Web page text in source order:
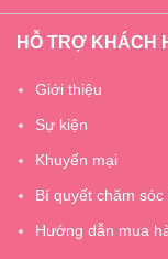
HỖ TRỢ KHÁCH
Giới thiệu
Sự kiện
Khuyến mại
Bí quyết chăm sóc
Hướng dẫn mua